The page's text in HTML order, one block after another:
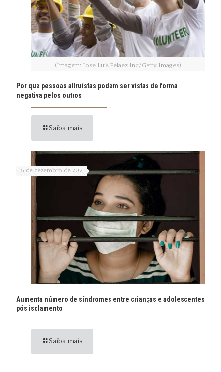
(Imagem: Jose Luis Pelaez Inc/Getty Images)
Por que pessoas altruístas podem ser vistas de forma
negativa pelos outros
Saiba mais
15 de dezembro de 2021
Aumenta número de síndromes entre crianças e adolescentes
pós isolamento
Saiba mais